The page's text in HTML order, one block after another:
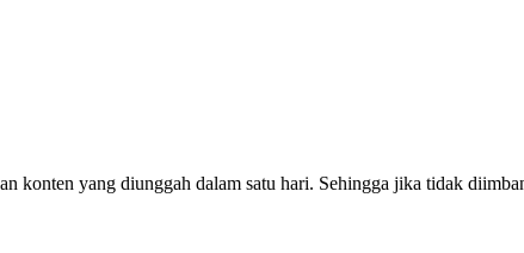
konten yang diunggah dalam satu hari. Sehingga jika tidak